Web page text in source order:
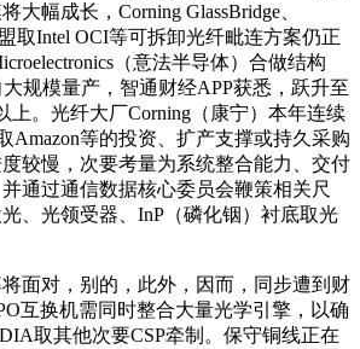
大幅成长，Corning GlassBridge、
盟取Intel OCI等可拆卸光纤毗连方案仍正
（意法半导体）合做结构
规模量产，智通财经APP获悉，跃升至
上。光纤大厂Corning（康宁）本年连续
Amazon等的投资、扩产支撑或持久采购
较慢，次要考量为系统整合能力、交付
通过通信数据核心委员会鞭策相关尺
、光领受器、InP（磷化铟）衬底取光
对，别的，此外，因而，同步遭到财
互换机需同时整合大量光学引擎，以确
取其他次要CSP牵制。保守铜线正在